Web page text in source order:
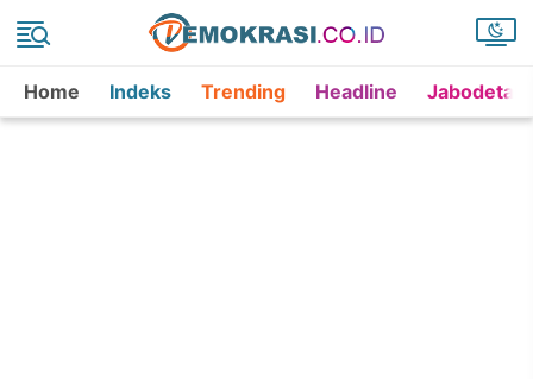
Home Indeks Trending Headline